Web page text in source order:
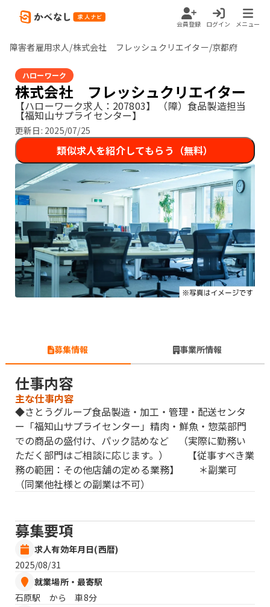
会員登録 ログイン メニュー
障害者雇用求人/株式会社 フレッシュクリエイター/京都府
ハローワーク
株式会社 フレッシュクリエイター
【ハローワーク求人：207803】 （障）食品製造担当
【福知山サプライセンター】
更新日: 2025/07/25
類似求人を紹介してもらう（無料）
募集情報 事業所情報
仕事内容
主な仕事内容
◆さとうグループ食品製造・加工・管理・配送センタ
ー「福知山サプライセンター」精肉・鮮魚・惣菜部門
での商品の盛付け、パック詰めなど （実際に勤務い
ただく部門はご相談に応じます。） 【従事すべき業
務の範囲：その他店舗の定める業務】 ＊副業可
（同業他社様との副業は不可）
募集要項
求人有効年月日(西暦)
2025/08/31
就業場所・最寄駅
石原駅 から 車8分